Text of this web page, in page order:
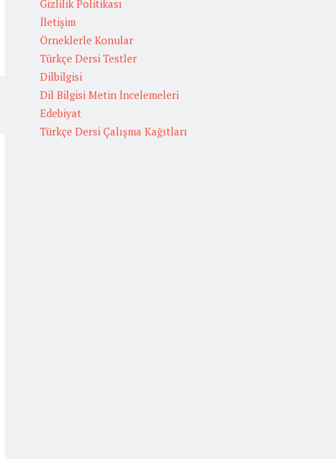
Gizlilik Politikası
İletişim
Örneklerle Konular
Türkçe Dersi Testler
Dilbilgisi
Dil Bilgisi Metin İncelemeleri
Edebiyat
Türkçe Dersi Çalışma Kağıtları